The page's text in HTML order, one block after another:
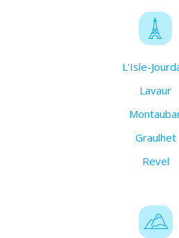
L'Isle-
Lavaur
Graulhet
Revel